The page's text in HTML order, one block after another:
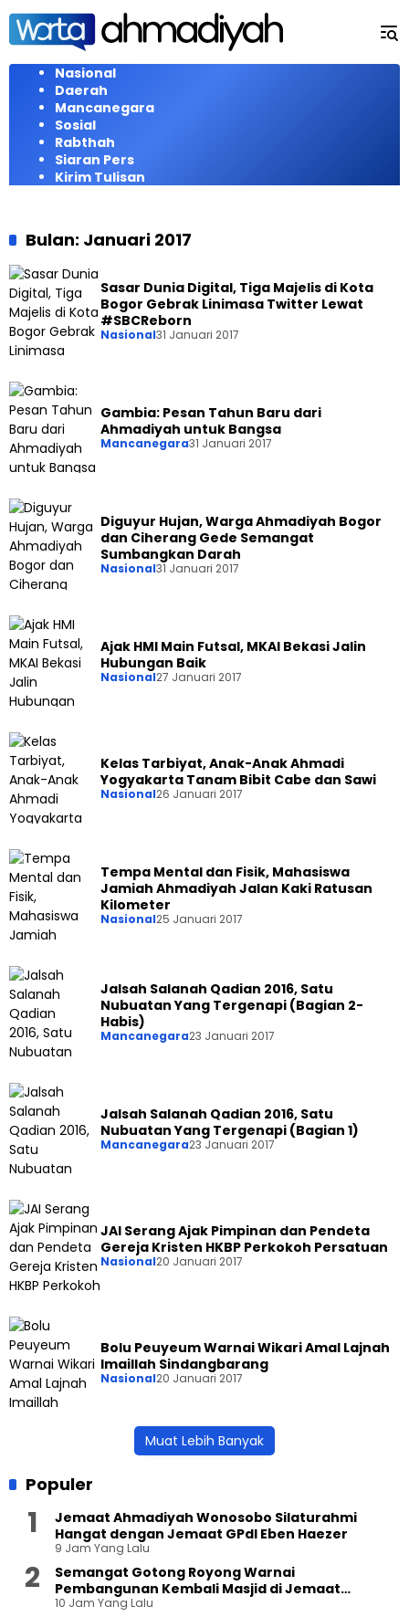
Langsung
konten
Nasional
Daerah
Mancanegara
Sosial
Rabthah
Siaran Pers
Kirim Tulisan
Bulan: Januari 2017
Sasar Dunia Digital, Tiga Majelis di Kota
Bogor Gebrak Linimasa Twitter Lewat
#SBCReborn
Nasional31 Januari 2017
Gambia: Pesan Tahun Baru dari
Ahmadiyah untuk Bangsa
Mancanegara31 Januari 2017
Diguyur Hujan, Warga Ahmadiyah Bogor
dan Ciherang Gede Semangat
Sumbangkan Darah
Nasional31 Januari 2017
Ajak HMI Main Futsal, MKAI Bekasi Jalin
Hubungan Baik
Nasional27 Januari 2017
Kelas Tarbiyat, Anak-Anak Ahmadi
Yogyakarta Tanam Bibit Cabe dan Sawi
Nasional26 Januari 2017
Tempa Mental dan Fisik, Mahasiswa
Jamiah Ahmadiyah Jalan Kaki Ratusan
Kilometer
Nasional25 Januari 2017
Jalsah Salanah Qadian 2016, Satu
Nubuatan Yang Tergenapi (Bagian 2-
Habis)
Mancanegara23 Januari 2017
Jalsah Salanah Qadian 2016, Satu
Nubuatan Yang Tergenapi (Bagian 1)
Mancanegara23 Januari 2017
JAI Serang Ajak Pimpinan dan Pendeta
Gereja Kristen HKBP Perkokoh Persatuan
Nasional20 Januari 2017
Bolu Peuyeum Warnai Wikari Amal Lajnah
Imaillah Sindangbarang
Nasional20 Januari 2017
Muat Lebih Banyak
Populer
Jemaat Ahmadiyah Wonosobo Silaturahmi
Hangat dengan Jemaat GPdI Eben Haezer
9 Jam Yang Lalu
Semangat Gotong Royong Warnai
Pembangunan Kembali Masjid di Jemaat
Ahmadiyah Sukapura
10 Jam Yang Lalu